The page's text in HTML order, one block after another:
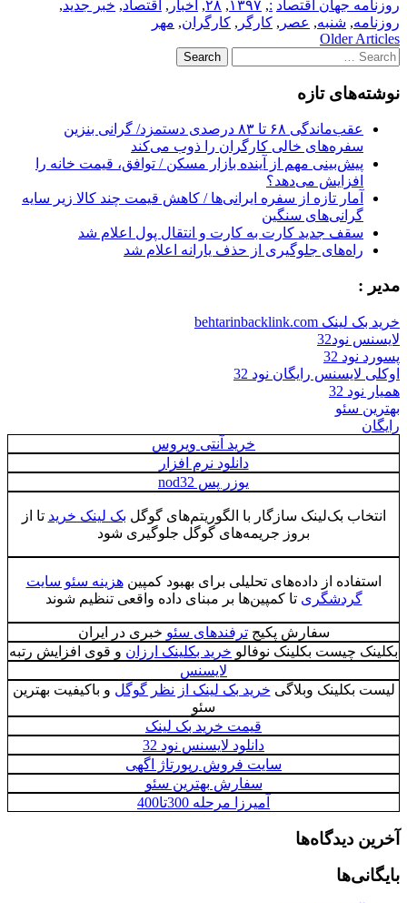
روزنامه جهان اقتصاد :
, ۱۳۹۷, ۲۸, اخبار , اقتصاد, خبر جدید,
روزنامه, شنبه, عصر , کارگر , کارگران, مهر
Post
navigation
Older Articles
Search
for:
نوشته‌های تازه
عقب‌ماندگی ۶۸ تا ۸۳ درصدی دستمزد/ گرانی بنزین
سفره‌های خالی کارگران را ذوب می‌کند
پیش‌بینی مهم از آینده بازار مسکن / توافق، قیمت خانه را
افزایش می‌دهد؟
آمار تازه از سفره ایرانی‌ها / کاهش قیمت چند کالا زیر سایه
گرانی‌های سنگین
سقف جدید کارت به کارت و انتقال پول اعلام شد
راه‌های جلوگیری از حذف یارانه اعلام شد
مدیر :
خرید بک لینک behtarinbacklink.com
لایسنس نود32
پسورد نود 32
اوکلی لایسنس رایگان نود 32
همیار نود 32
بهترین سئو
رایگان
خرید آنتی ویروس
دانلود نرم افزار
یوزر پس nod32
انتخاب بک‌لینک سازگار با الگوریتم‌های گوگل بک لینک خرید تا از
بروز جریمه‌های گوگل جلوگیری شود
استفاده از داده‌های تحلیلی برای بهبود کمپینهزینه سئو سایت
گردشگری تا کمپین‌ها بر مبنای داده واقعی تنظیم شوند
سفارش پکیجترفندهای سئو خبری در ایران
بکلینک چیست بکلینک نوفالو خرید بکلینک ارزان و قوی افزایش رتبه
لایسنس
لیست بکلینک وبلاگی خرید بک لینک از نظر گوگل و باکیفیت بهترین
سئو
قیمت خرید بک لینک
دانلود لایسنس نود 32
سایت فروش رپورتاژ اگهی
سفارش بهترین سئو
آمیرزا مرحله 300تا400
آخرین دیدگاه‌ها
بایگانی‌ها